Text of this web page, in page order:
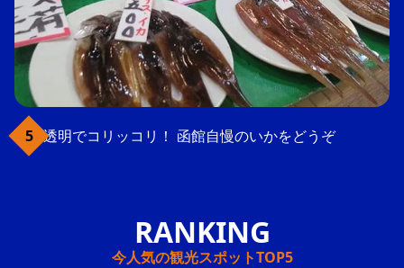
透明でコリッコリ！ 函館自慢のいかをどうぞ
今人気の観光スポットTOP5